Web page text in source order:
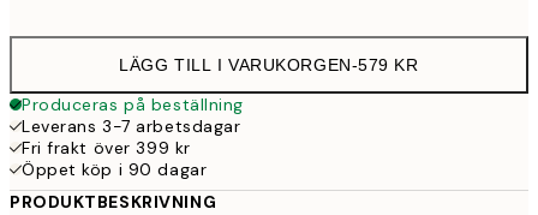
LÄGG TILL I VARUKORGEN-579 KR
Produceras på beställning
Leverans 3-7 arbetsdagar
Fri frakt över 399 kr
Öppet köp i 90 dagar
PRODUKTBESKRIVNING